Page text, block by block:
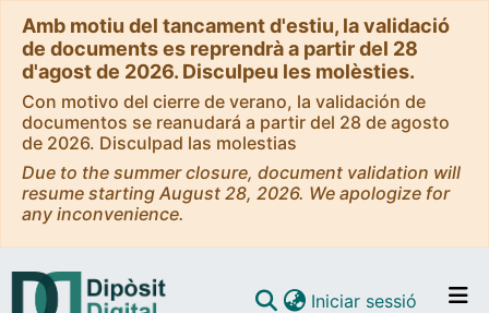
Amb motiu del tancament d'estiu, la validació
de documents es reprendrà a partir del 28
d'agost de 2026. Disculpeu les molèsties.
Con motivo del cierre de verano, la validación de
documentos se reanudará a partir del 28 de agosto
de 2026. Disculpad las molestias
Due to the summer closure, document validation will
resume starting August 28, 2026. We apologize for
any inconvenience.
Iniciar sessió (current)